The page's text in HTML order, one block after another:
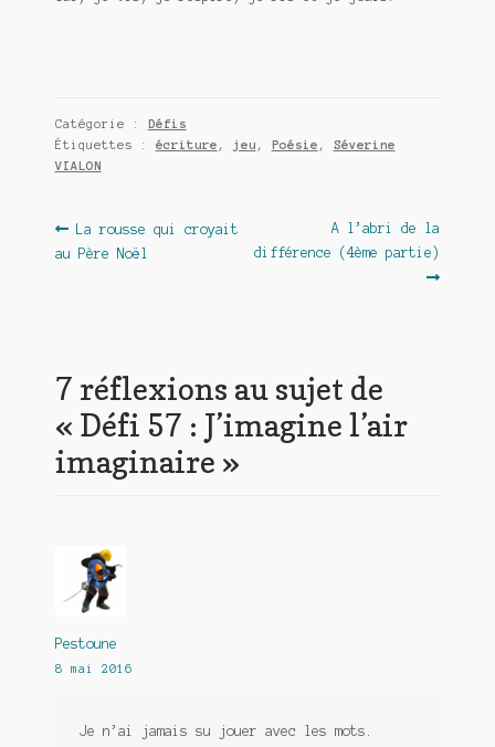
Catégorie : Défis
Étiquettes : écriture , jeu , Poésie , Séverine
VIALON
Navigation
de
Article
précédent :
La rousse qui croyait
au Père Noël
Article
suivant :
A l’abri de la
différence (4ème partie)
7 réflexions au sujet de
« Défi 57 : J’imagine l’air
imaginaire »
Pestoune
8 mai 2016
Je n’ai jamais su jouer avec les mots.